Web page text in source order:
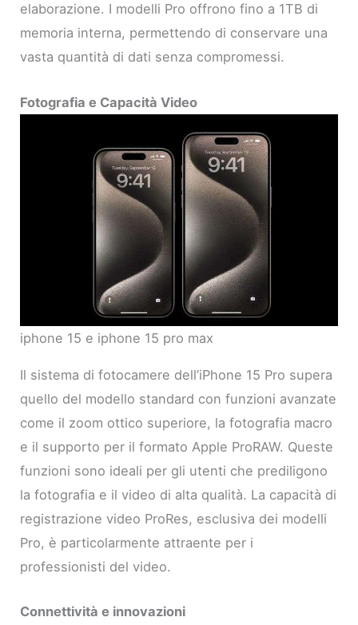
elaborazione. I modelli Pro offrono fino a 1TB di
memoria interna, permettendo di conservare una
vasta quantità di dati senza compromessi.
Fotografia e Capacità Video
iphone 15 e iphone 15 pro max
Il sistema di fotocamere dell’iPhone 15 Pro supera
quello del modello standard con funzioni avanzate
come il zoom ottico superiore, la fotografia macro
e il supporto per il formato Apple ProRAW. Queste
funzioni sono ideali per gli utenti che prediligono
la fotografia e il video di alta qualità. La capacità di
registrazione video ProRes, esclusiva dei modelli
Pro, è particolarmente attraente per i
professionisti del video.
Connettività e innovazioni